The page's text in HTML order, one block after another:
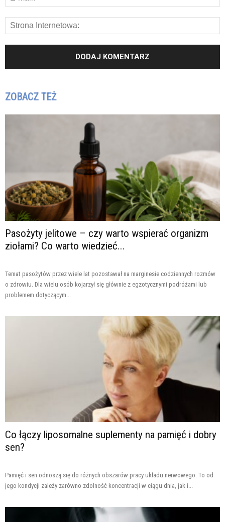
ZOBACZ TEŻ
Pasożyty jelitowe – czy warto wspierać organizm
ziołami? Co warto wiedzieć...
Temat pasożytów przez wiele lat pozostawał na marginesie codziennych rozmów
o zdrowiu. Dla wielu osób kojarzył się głównie z egzotycznymi podróżami lub
problemem dotyczącym...
Co łączy liposomalne suplementy na pamięć i dobry
sen?
Pamięć i sen odnoszą się do różnych obszarów pracy układu nerwowego. To od
jego kondycji zależy zarówno zdolność koncentracji w ciągu dnia, jak i...